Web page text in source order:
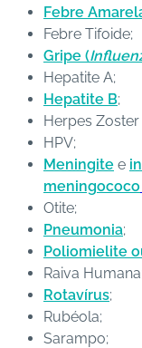
C
o
n
ta
t
o
B
ai
x
e
o
A
P
P
Febre
Febre Tifoide;
Gripe (
Hepatite A;
Hepatite B;
Herpes Zoster
HPV;
Meningite e
meningococo
Otite;
Pneumonia;
Poliomielite
Raiva Humana;
Rotavírus;
Rubéola;
Sarampo;